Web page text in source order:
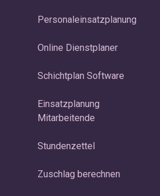
Personaleinsatzplanung
Online Dienstplaner
Schichtplan Software
Einsatzplanung
Mitarbeitende
Stundenzettel
Zuschlag berechnen